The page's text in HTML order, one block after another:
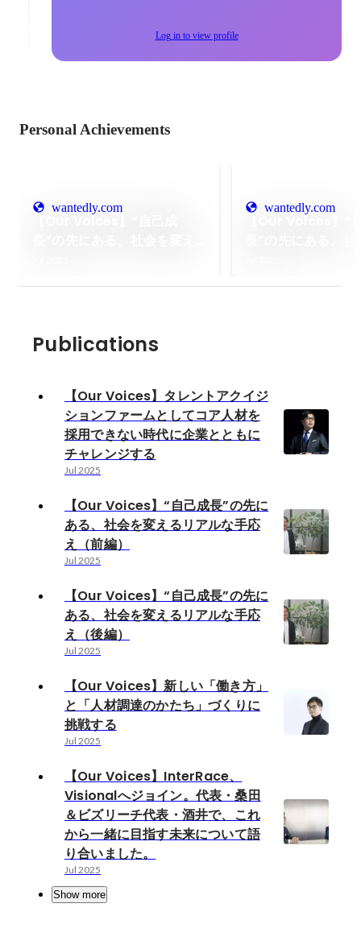
Log in to view profile
Personal Achievements
wantedly.com wantedly.com
Publications
【Our Voices】タレントアクイジ
ションファームとしてコア人材を
採用できない時代に企業とともに
チャレンジする
Jul 2025
【Our Voices】“自己成長”の先に
ある、社会を変えるリアルな手応
え（前編）
Jul 2025
【Our Voices】“自己成長”の先に
ある、社会を変えるリアルな手応
え（後編）
Jul 2025
【Our Voices】新しい「働き方」
と「人材調達のかたち」づくりに
挑戦する
Jul 2025
【Our Voices】InterRace、
Visionalへジョイン。代表・桑田
＆ビズリーチ代表・酒井で、これ
から一緒に目指す未来について語
り合いました。
Jul 2025
Show more